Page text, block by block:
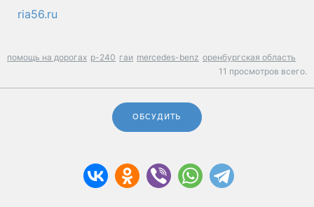
ria56.ru
помощь на дорогах р-240 гаи mercedes-benz оренбургская область
11 просмотров всего.
ОБСУДИТЬ